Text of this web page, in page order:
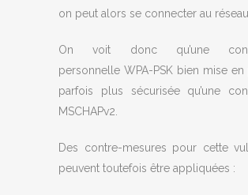
on peut alors se connecter au réseau.
On voit donc qu’une
personnelle WPA-PSK bien mise
parfois plus sécurisée qu’une
MSCHAPv2.
Des contre-mesures pour cette
peuvent toutefois être appliquées :